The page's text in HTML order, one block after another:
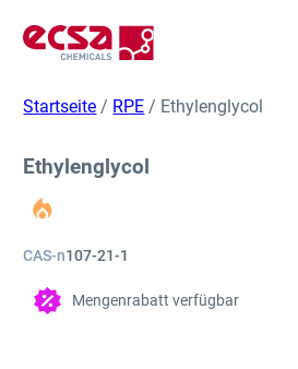
Startseite / RPE / Ethylenglycol
Ethylenglycol
CAS-n107-21-1
Mengenrabatt verfügbar